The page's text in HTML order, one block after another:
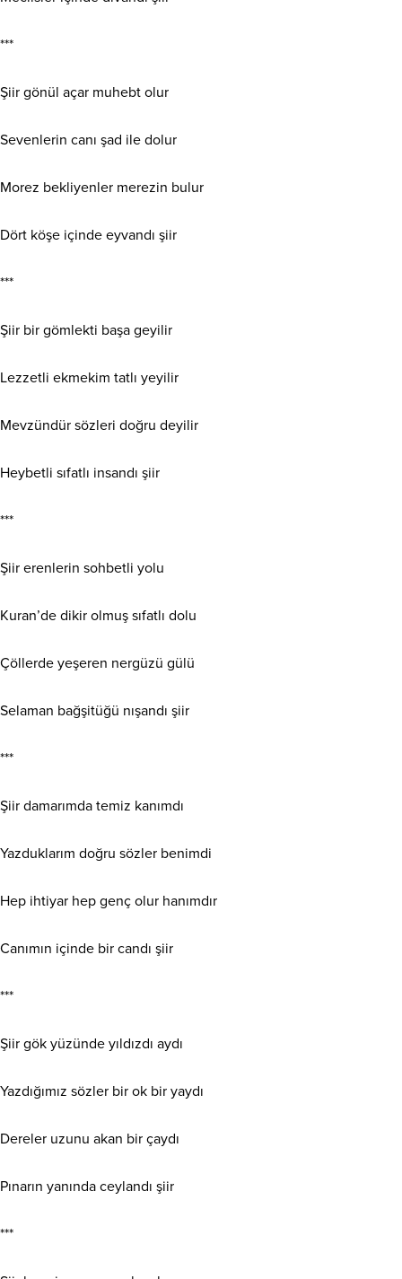
***
Şiir gönül açar muhebt olur
Sevenlerin canı şad ile dolur
Morez bekliyenler merezin bulur
Dört köşe içinde eyvandı şiir
***
Şiir bir gömlekti başa geyilir
Lezzetli ekmekim tatlı yeyilir
Mevzündür sözleri doğru deyilir
Heybetli sıfatlı insandı şiir
***
Şiir erenlerin sohbetli yolu
Kuran’de dikir olmuş sıfatlı dolu
Çöllerde yeşeren nergüzü gülü
Selaman bağşitüğü nışandı şiir
***
Şiir damarımda temiz kanımdı
Yazduklarım doğru sözler benimdi
Hep ihtiyar hep genç olur hanımdır
Canımın içinde bir candı şiir
***
Şiir gök yüzünde yıldızdı aydı
Yazdığımız sözler bir ok bir yaydı
Dereler uzunu akan bir çaydı
Pınarın yanında ceylandı şiir
***